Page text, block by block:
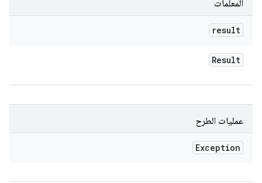
المعلَمات
result
Result
عمليات الطرح
Exception